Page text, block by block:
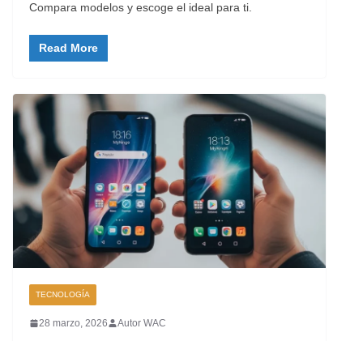
Compara modelos y escoge el ideal para ti.
Read More
TECNOLOGÍA
28 marzo, 2026 Autor WAC